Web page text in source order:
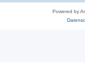
Powered by